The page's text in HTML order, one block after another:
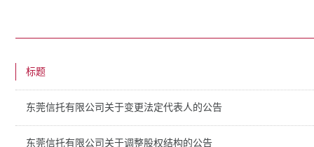
标题
东莞信托有限公司关于变更法定代表人的公告
东莞信托有限公司关于调整股权结构的公告